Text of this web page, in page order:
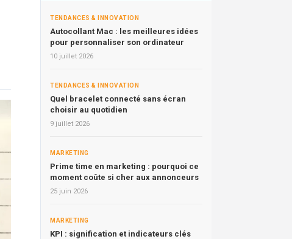
TENDANCES & INNOVATION
Autocollant Mac : les meilleures idées
pour personnaliser son ordinateur
10 juillet 2026
TENDANCES & INNOVATION
Quel bracelet connecté sans écran
choisir au quotidien
9 juillet 2026
MARKETING
Prime time en marketing : pourquoi ce
moment coûte si cher aux annonceurs
25 juin 2026
MARKETING
KPI : signification et indicateurs clés